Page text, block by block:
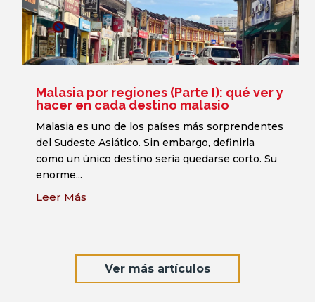
Malasia por regiones (Parte I): qué ver y
hacer en cada destino malasio
Malasia es uno de los países más sorprendentes
del Sudeste Asiático. Sin embargo, definirla
como un único destino sería quedarse corto. Su
enorme...
Leer Más
Ver más artículos